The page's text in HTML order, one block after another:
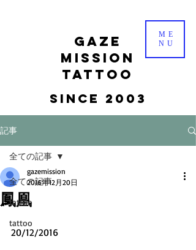
gaze
mission
tattoo
Since 2003
ME
NU
記事
全ての記事
tattoo
tattoo
全ての記事
鳳凰
gazemission
2016年12月20日
20/12/2016